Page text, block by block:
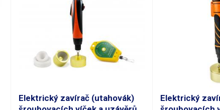
Elektrický zavírač (utahovák)
Elektrický